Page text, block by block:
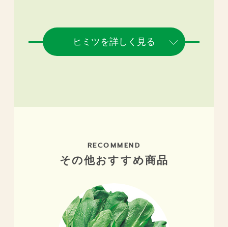
ヒミツを詳しく見る
RECOMMEND
その他おすすめ商品